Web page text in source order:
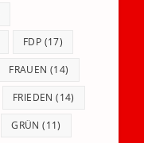
FDP (17)
FRAUEN (14)
FRIEDEN (14)
GRÜN (11)